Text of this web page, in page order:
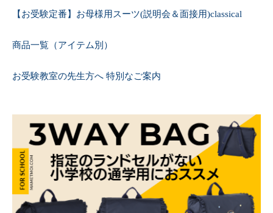
【お受験定番】お母様用スーツ(説明会＆面接用)classical
商品一覧（アイテム別）
お受験教室の先生方へ 特別なご案内